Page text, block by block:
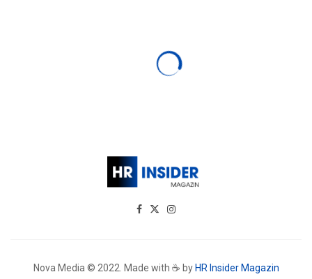
Nova Media © 2022. Made with ☕ by HR Insider Magazin